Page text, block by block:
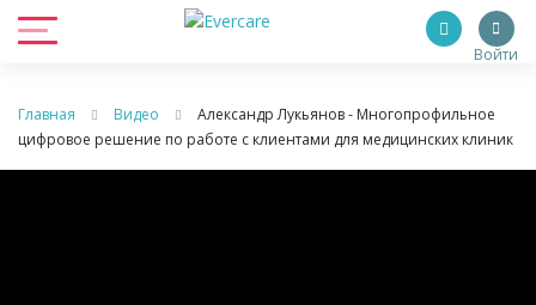
Войти
Главная Видео
Александр Лукьянов - Многопрофильное
цифровое решение по работе с клиентами для медицинских клиник